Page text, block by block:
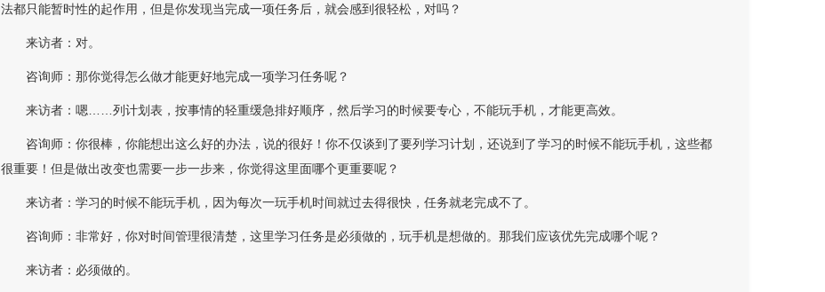
法都只能暂时性的起作用，但是你发现当完成一项任务后，就会感到很轻松，对吗？
来访者：对。
咨询师：那你觉得怎么做才能更好地完成一项学习任务呢？
来访者：嗯……列计划表，按事情的轻重缓急排好顺序，然后学习的时候要专心，不能玩手机，才能更高效。
咨询师：你很棒，你能想出这么好的办法，说的很好！你不仅谈到了要列学习计划，还说到了学习的时候不能玩手机，这些都
很重要！但是做出改变也需要一步一步来，你觉得这里面哪个更重要呢？
来访者：学习的时候不能玩手机，因为每次一玩手机时间就过去得很快，任务就老完成不了。
咨询师：非常好，你对时间管理很清楚，这里学习任务是必须做的，玩手机是想做的。那我们应该优先完成哪个呢？
来访者：必须做的。